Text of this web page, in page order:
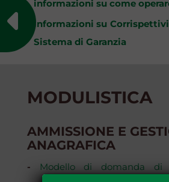
informazioni su come
informazioni su
Sistema di Garanzia
MODULISTICA
AMMISSIONE E
ANAGRAFICA
- Modello di domanda di